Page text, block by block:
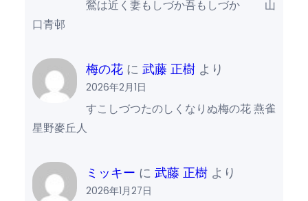
鶯は近く妻もしづか吾もしづか 山
口青邨
梅の花 に武藤 正樹 より
2026年2月1日
すこしづつたのしくなりぬ梅の花 燕雀
星野麥丘人
ミッキー に武藤 正樹 より
2026年1月27日